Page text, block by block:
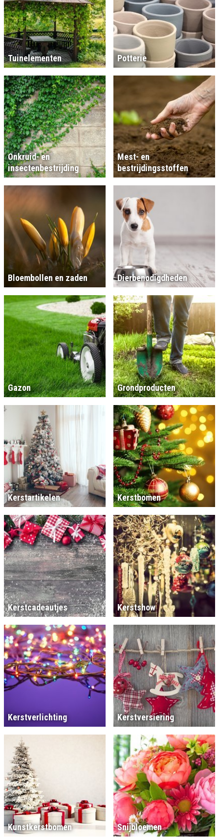
Tuinelementen Potterie
Onkruid- en
insectenbestrijding
Mest- en
bestrijdingsstoffen
Bloembollen en zaden Dierbenodigdheden
Gazon Grondproducten
Kerstartikelen Kerstbomen
Kerstcadeautjes Kerstshow
Kerstverlichting Kerstversiering
Kunstkerstbomen Snijbloemen